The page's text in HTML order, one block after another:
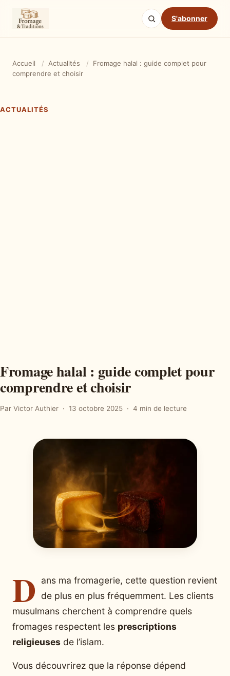
S'abonner
Accueil / Actualités /
Fromage halal : guide complet pour
comprendre et choisir
ACTUALITÉS
Fromage halal : guide complet pour
comprendre et choisir
Par Victor Authier 13 octobre 2025 4 min de lecture
D ans ma fromagerie, cette question revient
de plus en plus fréquemment. Les clients
musulmans cherchent à comprendre quels
fromages respectent les prescriptions
religieuses de l’islam.
Vous découvrirez que la réponse dépend